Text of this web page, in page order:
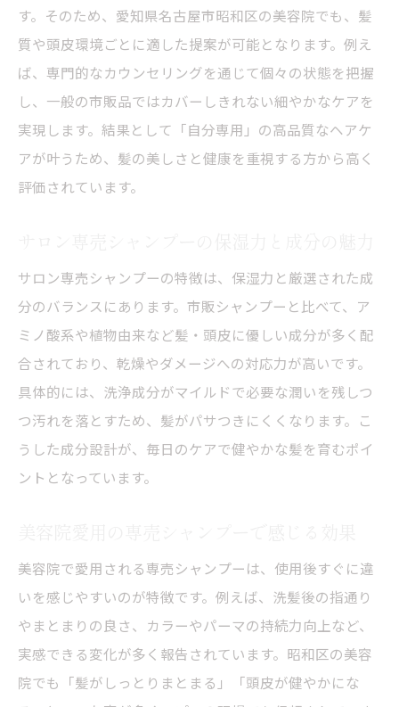
す。そのため、愛知県名古屋市昭和区の美容院でも、髪
質や頭皮環境ごとに適した提案が可能となります。例え
ば、専門的なカウンセリングを通じて個々の状態を把握
し、一般の市販品ではカバーしきれない細やかなケアを
実現します。結果として「自分専用」の高品質なヘアケ
アが叶うため、髪の美しさと健康を重視する方から高く
評価されています。
サロン専売シャンプーの特徴は、保湿力と厳選された成
分のバランスにあります。市販シャンプーと比べて、ア
ミノ酸系や植物由来など髪・頭皮に優しい成分が多く配
合されており、乾燥やダメージへの対応力が高いです。
具体的には、洗浄成分がマイルドで必要な潤いを残しつ
つ汚れを落とすため、髪がパサつきにくくなります。こ
うした成分設計が、毎日のケアで健やかな髪を育むポイ
ントとなっています。
美容院で愛用される専売シャンプーは、使用後すぐに違
いを感じやすいのが特徴です。例えば、洗髪後の指通り
やまとまりの良さ、カラーやパーマの持続力向上など、
実感できる変化が多く報告されています。昭和区の美容
院でも「髪がしっとりまとまる」「頭皮が健やかにな